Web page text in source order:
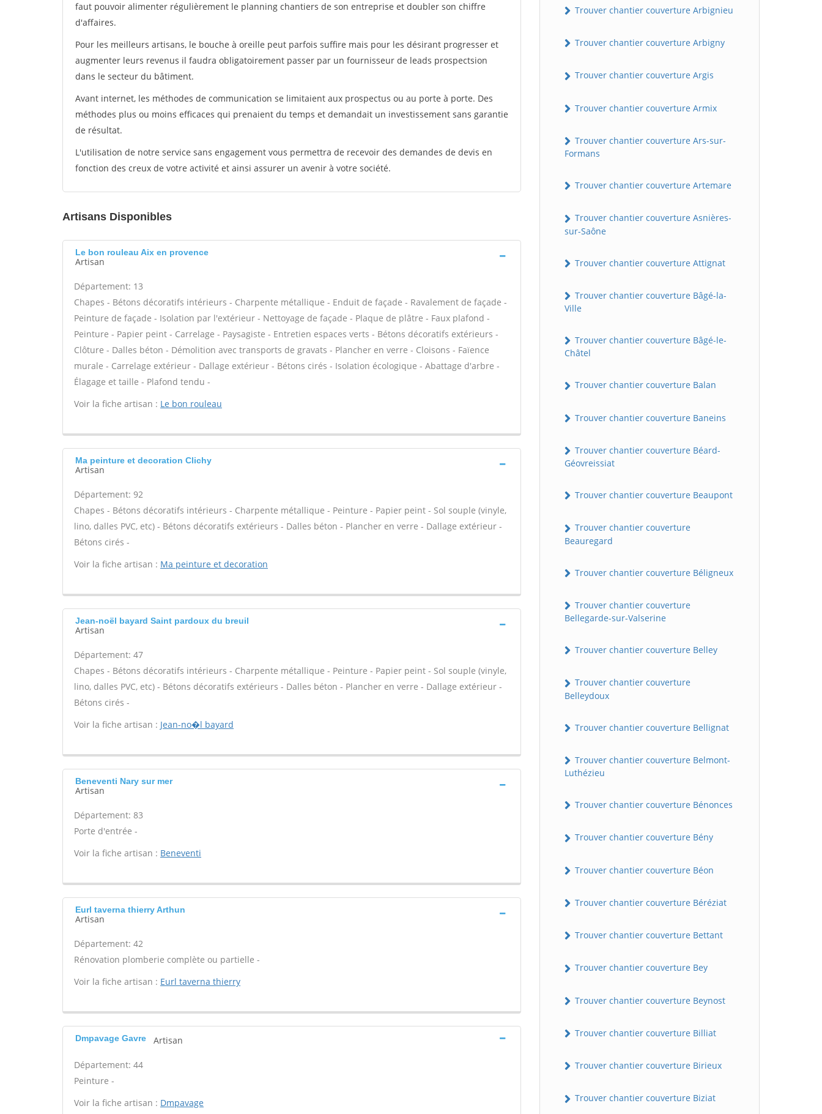
faut pouvoir alimenter régulièrement le planning chantiers de son entreprise et doubler son chiffre
d'affaires.
Pour les meilleurs artisans, le bouche à oreille peut parfois suffire mais pour les désirant progresser et
augmenter leurs revenus il faudra obligatoirement passer par un fournisseur de leads prospectsion
dans le secteur du bâtiment.
Avant internet, les méthodes de communication se limitaient aux prospectus ou au porte à porte. Des
méthodes plus ou moins efficaces qui prenaient du temps et demandait un investissement sans garantie
de résultat.
L'utilisation de notre service sans engagement vous permettra de recevoir des demandes de devis en
fonction des creux de votre activité et ainsi assurer un avenir à votre société.
Artisans Disponibles
Le bon rouleau Aix en provence
Artisan
Département: 13
Chapes - Bétons décoratifs intérieurs - Charpente métallique - Enduit de façade - Ravalement de façade -
Peinture de façade - Isolation par l'extérieur - Nettoyage de façade - Plaque de plâtre - Faux plafond -
Peinture - Papier peint - Carrelage - Paysagiste - Entretien espaces verts - Bétons décoratifs extérieurs -
Clôture - Dalles béton - Démolition avec transports de gravats - Plancher en verre - Cloisons - Faïence
murale - Carrelage extérieur - Dallage extérieur - Bétons cirés - Isolation écologique - Abattage d'arbre -
Élagage et taille - Plafond tendu -
Voir la fiche artisan : Le bon rouleau
Ma peinture et decoration Clichy
Artisan
Département: 92
Chapes - Bétons décoratifs intérieurs - Charpente métallique - Peinture - Papier peint - Sol souple (vinyle,
lino, dalles PVC, etc) - Bétons décoratifs extérieurs - Dalles béton - Plancher en verre - Dallage extérieur -
Bétons cirés -
Voir la fiche artisan : Ma peinture et decoration
Jean-noël bayard Saint pardoux du breuil
Artisan
Département: 47
Chapes - Bétons décoratifs intérieurs - Charpente métallique - Peinture - Papier peint - Sol souple (vinyle,
lino, dalles PVC, etc) - Bétons décoratifs extérieurs - Dalles béton - Plancher en verre - Dallage extérieur -
Bétons cirés -
Voir la fiche artisan : Jean-no�l bayard
Beneventi Nary sur mer
Artisan
Département: 83
Porte d'entrée -
Voir la fiche artisan : Beneventi
Eurl taverna thierry Arthun
Artisan
Département: 42
Rénovation plomberie complète ou partielle -
Voir la fiche artisan : Eurl taverna thierry
Dmpavage Gavre Artisan
Département: 44
Peinture -
Voir la fiche artisan : Dmpavage
Trouver chantier couverture Arbignieu
Trouver chantier couverture Arbigny
Trouver chantier couverture Argis
Trouver chantier couverture Armix
Trouver chantier couverture Ars-sur-
Formans
Trouver chantier couverture Artemare
Trouver chantier couverture Asnières-
sur-Saône
Trouver chantier couverture Attignat
Trouver chantier couverture Bâgé-la-
Ville
Trouver chantier couverture Bâgé-le-
Châtel
Trouver chantier couverture Balan
Trouver chantier couverture Baneins
Trouver chantier couverture Béard-
Géovreissiat
Trouver chantier couverture Beaupont
Trouver chantier couverture
Beauregard
Trouver chantier couverture Béligneux
Trouver chantier couverture
Bellegarde-sur-Valserine
Trouver chantier couverture Belley
Trouver chantier couverture
Belleydoux
Trouver chantier couverture Bellignat
Trouver chantier couverture Belmont-
Luthézieu
Trouver chantier couverture Bénonces
Trouver chantier couverture Bény
Trouver chantier couverture Béon
Trouver chantier couverture Béréziat
Trouver chantier couverture Bettant
Trouver chantier couverture Bey
Trouver chantier couverture Beynost
Trouver chantier couverture Billiat
Trouver chantier couverture Birieux
Trouver chantier couverture Biziat